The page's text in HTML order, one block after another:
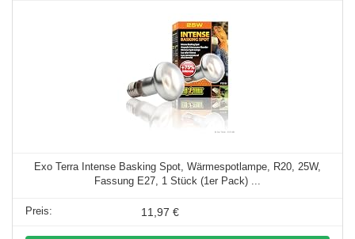
Exo Terra Intense Basking Spot, Wärmespotlampe, R20, 25W,
Fassung E27, 1 Stück (1er Pack) ...
11,97 €